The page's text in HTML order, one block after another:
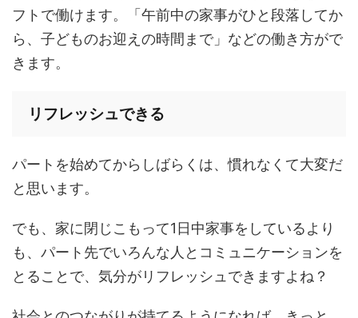
フトで働けます。「午前中の家事がひと段落してか
ら、子どものお迎えの時間まで」などの働き方がで
きます。
リフレッシュできる
パートを始めてからしばらくは、慣れなくて大変だ
と思います。
でも、家に閉じこもって1日中家事をしているより
も、パート先でいろんな人とコミュニケーションを
とることで、気分がリフレッシュできますよね？